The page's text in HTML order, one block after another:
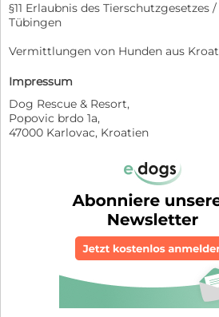
§11 Erlaubnis des Tierschutzgesetzes
Tübingen
Vermittlungen von Hunden aus
Impressum
Dog Rescue & Resort,
Popovic brdo 1a,
47000 Karlovac, Kroatien